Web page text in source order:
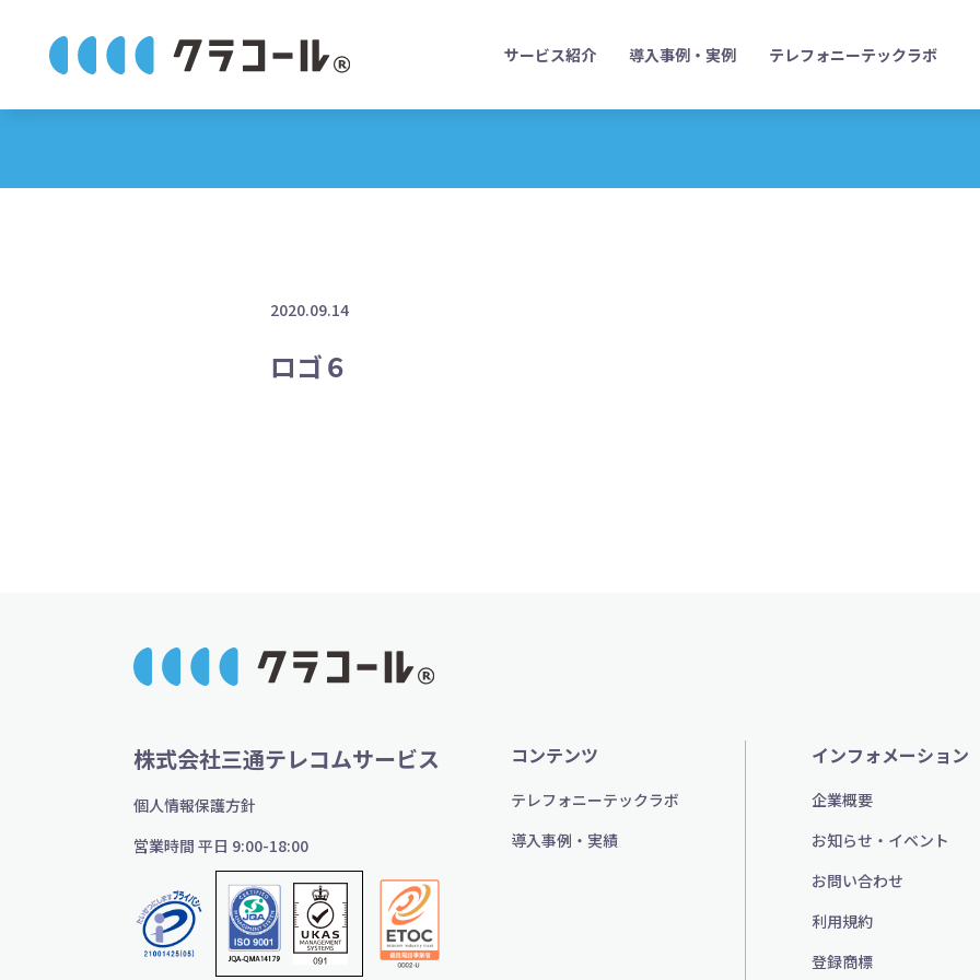
サービス紹介 導入事例・実例 テレフォニーテックラボ
2020.09.14
ロゴ６
株式会社三通テレコムサービス
個人情報保護方針
営業時間 平日 9:00-18:00
コンテンツ
テレフォニーテックラボ
導入事例・実績
インフォメーション
企業概要
お知らせ・イベント
お問い合わせ
利用規約
登録商標